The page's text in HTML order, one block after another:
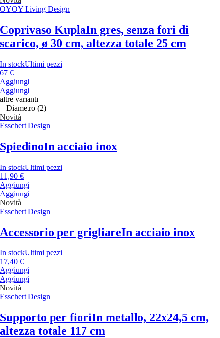
OYOY Living Design
Coprivaso KuplaIn gres, senza fori di
scarico, ø 30 cm, altezza totale 25 cm
In stockUltimi pezzi
67 €
Aggiungi
Aggiungi
altre varianti
+ Diametro (2)
Novità
Esschert Design
SpiedinoIn acciaio inox
In stockUltimi pezzi
11,90 €
Aggiungi
Aggiungi
Novità
Esschert Design
Accessorio per grigliareIn acciaio inox
In stockUltimi pezzi
17,40 €
Aggiungi
Aggiungi
Novità
Esschert Design
Supporto per fioriIn metallo, 22x24,5 cm,
altezza totale 117 cm